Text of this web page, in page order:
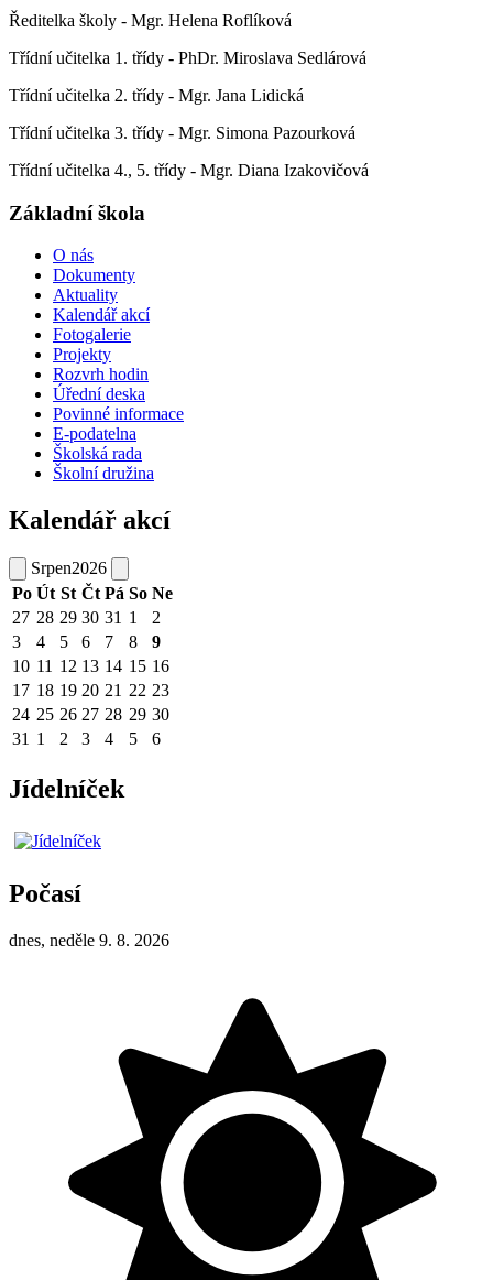
Ředitelka školy - Mgr. Helena Roflíková
Třídní učitelka 1. třídy - PhDr. Miroslava Sedlárová
Třídní učitelka 2. třídy - Mgr. Jana Lidická
Třídní učitelka 3. třídy - Mgr. Simona Pazourková
Třídní učitelka 4., 5. třídy - Mgr. Diana Izakovičová
Základní škola
O nás
Dokumenty
Aktuality
Kalendář akcí
Fotogalerie
Projekty
Rozvrh hodin
Úřední deska
Povinné informace
E-podatelna
Školská rada
Školní družina
Kalendář akcí
Srpen2026
Po Út St Čt Pá So Ne
27 28 29 30 31 1
2
3
4 5 6 7 8
9
10 11 12 13 14 15 16
17 18 19 20 21 22 23
24 25 26 27 28 29 30
31 1 2 3 4 5 6
Jídelníček
Počasí
dnes, neděle 9. 8. 2026